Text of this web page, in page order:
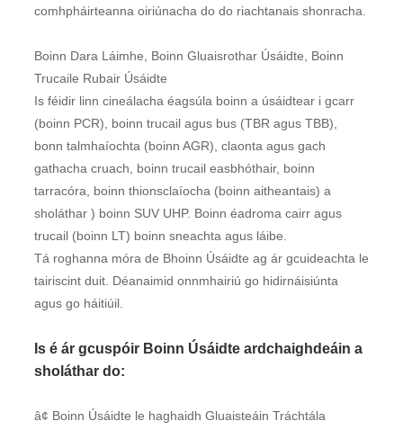
comhpháirteanna oiriúnacha do do riachtanais shonracha.
Boinn Dara Láimhe, Boinn Gluaisrothar Úsáidte, Boinn
Trucaile Rubair Úsáidte
Is féidir linn cineálacha éagsúla boinn a úsáidtear i gcarr
(boinn PCR), boinn trucail agus bus (TBR agus TBB),
bonn talmhaíochta (boinn AGR), claonta agus gach
gathacha cruach, boinn trucail easbhóthair, boinn
tarracóra, boinn thionsclaíocha (boinn aitheantais) a
sholáthar ) boinn SUV UHP. Boinn éadroma cairr agus
trucail (boinn LT) boinn sneachta agus láibe.
Tá roghanna móra de Bhoinn Úsáidte ag ár gcuideachta le
tairiscint duit. Déanaimid onnmhairiú go hidirnáisiúnta
agus go háitiúil.
Is é ár gcuspóir Boinn Úsáidte ardchaighdeáin a
sholáthar do:
â¢ Boinn Úsáidte le haghaidh Gluaisteáin Tráchtála